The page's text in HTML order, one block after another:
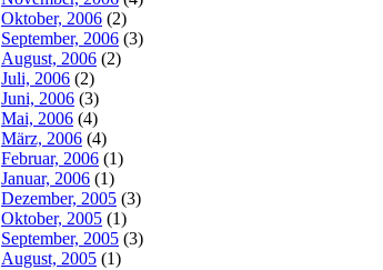
Oktober, 2006 (2)
September, 2006 (3)
August, 2006 (2)
Juli, 2006 (2)
Juni, 2006 (3)
Mai, 2006 (4)
März, 2006 (4)
Februar, 2006 (1)
Januar, 2006 (1)
Dezember, 2005 (3)
Oktober, 2005 (1)
September, 2005 (3)
August, 2005 (1)